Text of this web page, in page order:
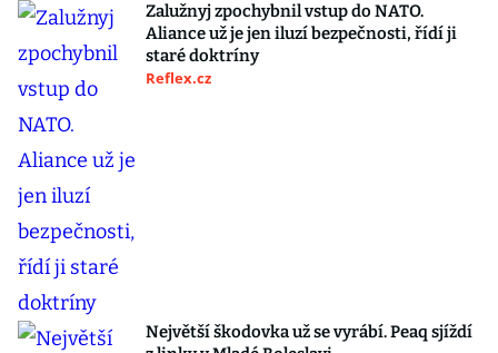
Zalužnyj zpochybnil vstup do NATO.
Aliance už je jen iluzí bezpečnosti, řídí ji
staré doktríny
Reflex.cz
Největší škodovka už se vyrábí. Peaq sjíždí